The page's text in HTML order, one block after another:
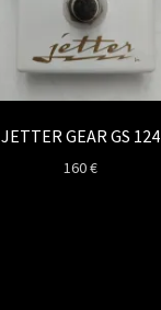
JETTER GEAR GS 124
160€